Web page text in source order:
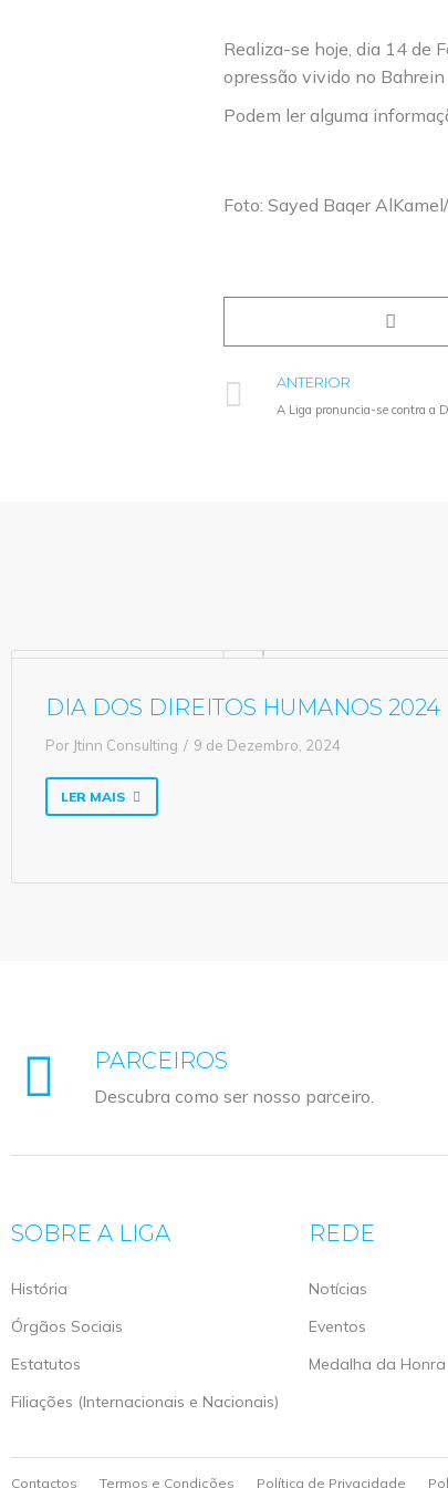
Realiza-se hoje, dia 14 de
opressão vivido no
Podem ler alguma
Foto: Sayed Baqer
ANTERIOR
A Liga pronuncia-se contra a
DIA DOS DIREITOS HUMANOS 2024
Por Jtinn Consulting 9 de Dezembro, 2024
LER MAIS
PARCEIROS
Descubra como ser nosso parceiro.
SOBRE A LIGA
História
Órgãos Sociais
Estatutos
Filiações (Internacionais e Nacionais)
REDE
Notícias
Eventos
Medalha da
Contactos Termos e Condições Política de Privacidade